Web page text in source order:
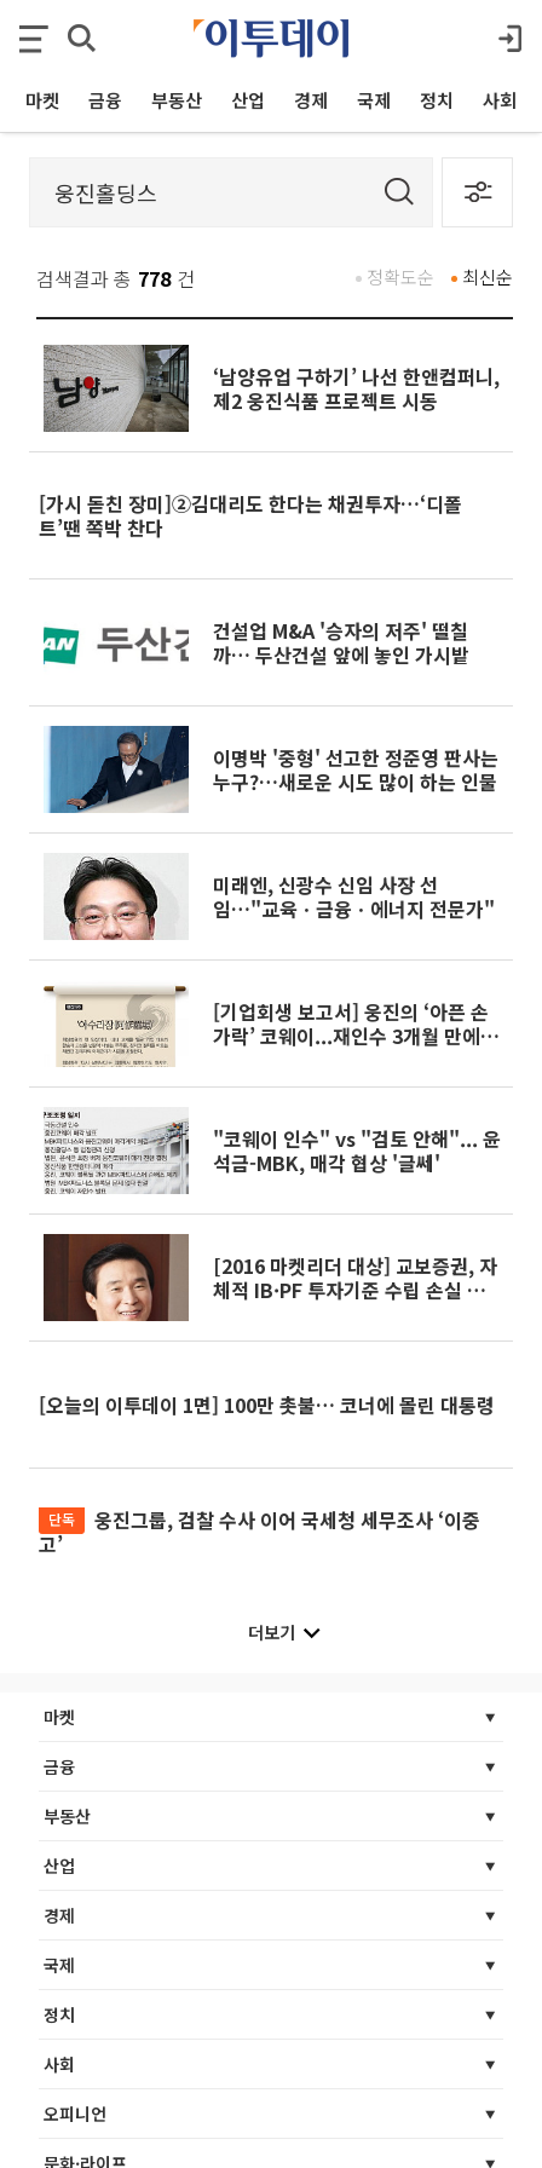
마켓 금융 부동산 산업 경제 국제 정치 사회
검색결과 총 778 건 최신순
정확도순
‘남양유업 구하기’ 나선 한앤컴퍼니,
제2 웅진식품 프로젝트 시동
[가시 돋친 장미]②김대리도 한다는 채권투자…‘디폴
트’땐 쪽박 찬다
건설업 M&A '승자의 저주' 떨칠
까… 두산건설 앞에 놓인 가시밭
이명박 '중형' 선고한 정준영 판사는
누구?…새로운 시도 많이 하는 인물
미래엔, 신광수 신임 사장 선
임…"교육ㆍ금융ㆍ에너지 전문가"
[기업회생 보고서] 웅진의 ‘아픈 손
가락’ 코웨이...재인수 3개월 만에
"코웨이 인수" vs "검토 안해"... 윤
석금-MBK, 매각 협상 '글쎄'
[2016 마켓리더 대상] 교보증권, 자
체적 IB·PF 투자기준 수립 손실 최
[오늘의 이투데이 1면] 100만 촛불… 코너에 몰린 대통령
단독
고’
더보기
마켓
금융
부동산
산업
경제
국제
정치
사회
오피니언
문화·라이프